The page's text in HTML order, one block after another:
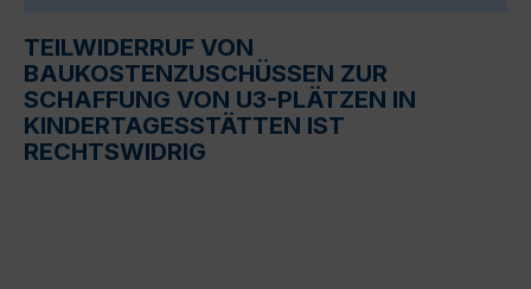
TEILWIDERRUF VON
BAUKOSTENZUSCHÜSSEN ZUR
SCHAFFUNG VON U3-PLÄTZEN IN
KINDERTAGESSTÄTTEN IST
RECHTSWIDRIG